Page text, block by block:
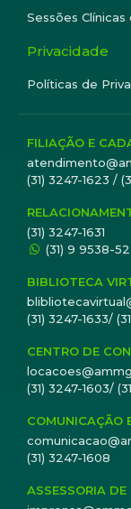
Sessões Clínicas
Privacidade
Políticas de
FILIAÇÃO E
(31) 3247-1623 /
(31) 3247-1631
(31) 9 9538-
BIBLIOTECA
(31) 3247-1633/
CENTRO DE
(31) 3247-1603/
COMUNICAÇÃO
(31) 3247-1608
ASSESSORIA DE